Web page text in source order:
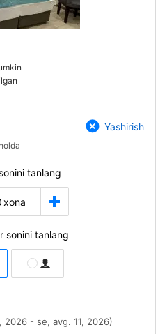
Yashirish
tanlang
xona
sonini tanlang
2026 - se, avg. 11, 2026)